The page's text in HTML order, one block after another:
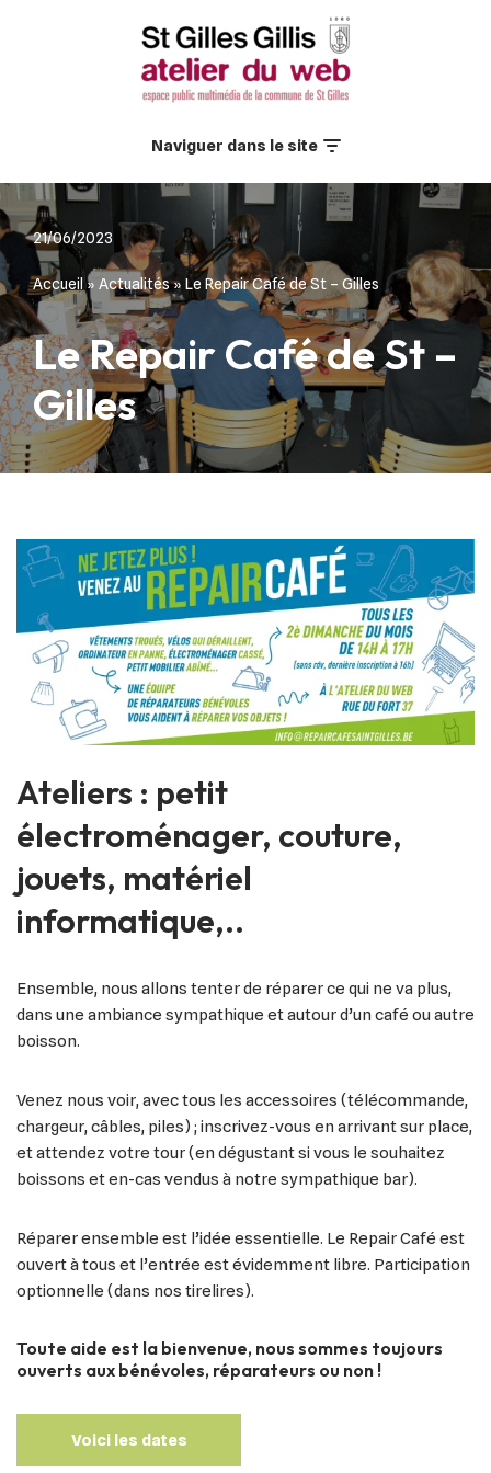
Naviguer dans le site
21/06/2023
Accueil» Actualités» Le Repair Café de St – Gilles
Le Repair Café de St –
Gilles
Ateliers : petit
électroménager, couture,
jouets, matériel
informatique,..
Ensemble, nous allons tenter de réparer ce qui ne va plus,
dans une ambiance sympathique et autour d’un café ou autre
boisson.
Venez nous voir, avec tous les accessoires (télécommande,
chargeur, câbles, piles) ; inscrivez-vous en arrivant sur place,
et attendez votre tour (en dégustant si vous le souhaitez
boissons et en-cas vendus à notre sympathique bar).
Réparer ensemble est l’idée essentielle. Le Repair Café est
ouvert à tous et l’entrée est évidemment libre. Participation
optionnelle (dans nos tirelires).
Toute aide est la bienvenue, nous sommes toujours
ouverts aux bénévoles, réparateurs ou non !
Voici les dates